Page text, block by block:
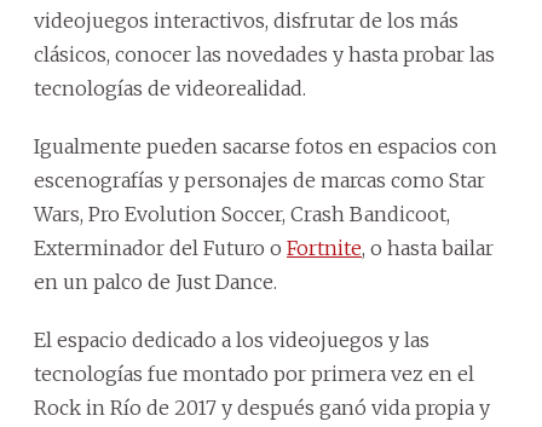
videojuegos interactivos, disfrutar de los más
clásicos, conocer las novedades y hasta probar las
tecnologías de videorealidad.
Igualmente pueden sacarse fotos en espacios con
escenografías y personajes de marcas como Star
Wars, Pro Evolution Soccer, Crash Bandicoot,
Exterminador del Futuro o Fortnite, o hasta bailar
en un palco de Just Dance.
El espacio dedicado a los videojuegos y las
tecnologías fue montado por primera vez en el
Rock in Río de 2017 y después ganó vida propia y